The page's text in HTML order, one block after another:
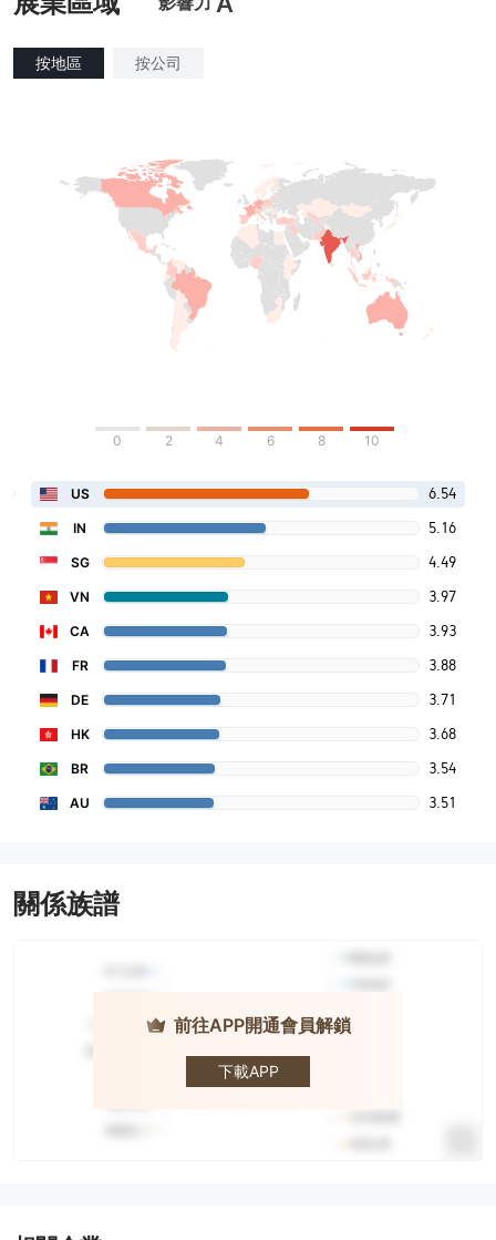
按地區 按公司
0 2 4 6 8 10
US 6.54
IN 5.16
SG 4.49
VN 3.97
CA 3.93
FR 3.88
DE 3.71
HK 3.68
BR 3.54
AU 3.51
關係族譜
前往APP開通會員解鎖
下載APP